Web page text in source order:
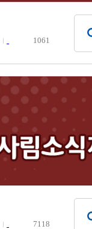
1061
7118